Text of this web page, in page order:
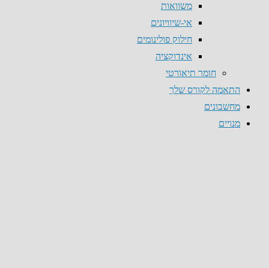
משוואות
אי-שיוויונים
חילוק פולינומים
אינדוקציה
חומר תיאורטי
התאמה לקורס שלך
מחשבונים
מנויים